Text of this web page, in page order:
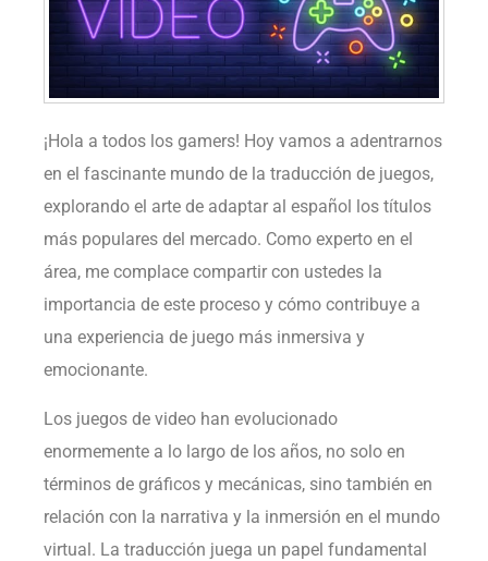
¡Hola a todos los gamers! Hoy vamos a adentrarnos
en el fascinante mundo de la traducción de juegos,
explorando el arte de adaptar al español los títulos
más populares del mercado. Como experto en el
área, me complace compartir con ustedes la
importancia de este proceso y cómo contribuye a
una experiencia de juego más inmersiva y
emocionante.
Los juegos de video han evolucionado
enormemente a lo largo de los años, no solo en
términos de gráficos y mecánicas, sino también en
relación con la narrativa y la inmersión en el mundo
virtual. La traducción juega un papel fundamental